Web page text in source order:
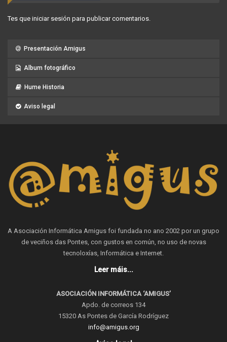
Tes que iniciar sesión para publicar comentarios.
Presentación Amigus
Album fotográfico
Hume Historia
Aviso legal
A Asociación Informática Amigus foi fundada no ano 2002 por un grupo
de veciños das Pontes, con gustos en común, no uso de novas
tecnoloxías, Informática e Internet.
Leer máis...
ASOCIACIÓN INFORMÁTICA ‘AMIGUS’
Apdo. de correos 134
15320 As Pontes de García Rodríguez
info@amigus.org